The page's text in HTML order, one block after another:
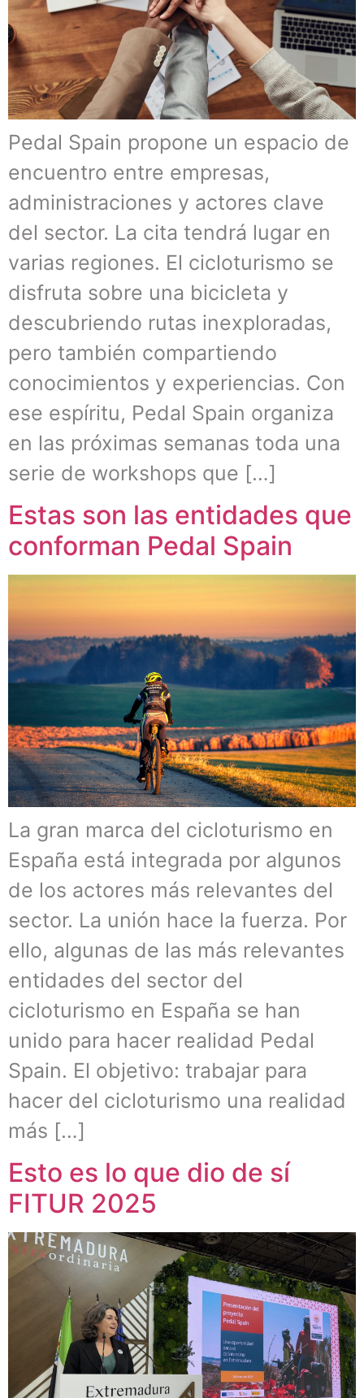
Pedal Spain propone un espacio de
encuentro entre empresas,
administraciones y actores clave
del sector. La cita tendrá lugar en
varias regiones. El cicloturismo se
disfruta sobre una bicicleta y
descubriendo rutas inexploradas,
pero también compartiendo
conocimientos y experiencias. Con
ese espíritu, Pedal Spain organiza
en las próximas semanas toda una
serie de workshops que […]
Estas son las entidades que
conforman Pedal Spain
La gran marca del cicloturismo en
España está integrada por algunos
de los actores más relevantes del
sector. La unión hace la fuerza. Por
ello, algunas de las más relevantes
entidades del sector del
cicloturismo en España se han
unido para hacer realidad Pedal
Spain. El objetivo: trabajar para
hacer del cicloturismo una realidad
más […]
Esto es lo que dio de sí
FITUR 2025